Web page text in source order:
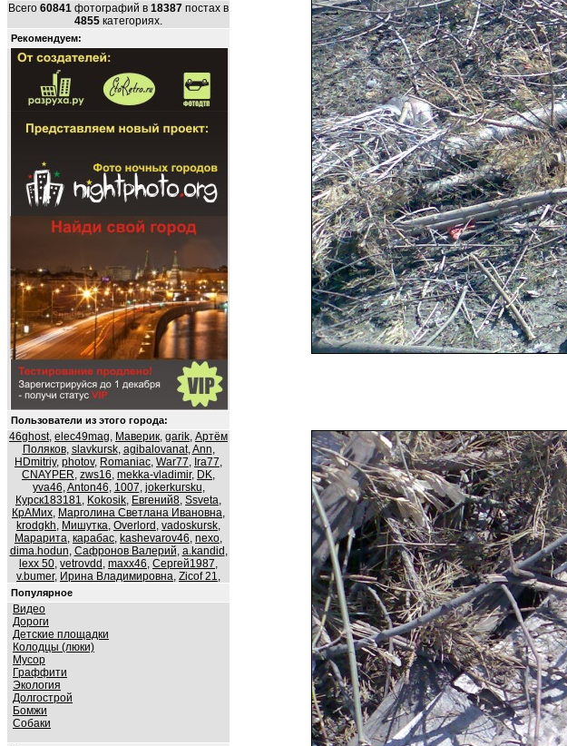
Всего 60841 фотографий в 18387 постах в
4855 категориях.
Рекомендуем:
Пользователи из этого города:
46ghost, elec49mag, Маверик, garik, Артём
Поляков, slavkursk, agibalovanat,Ann,
HDmitriy, photov, Romaniac, War77, Ira77,
CNAYPER, zws16, mekka-vladimir, DK,
yva46,Anton46, 1007, jokerkursku,
Курск183181, Kokosik, Евгений8, Ssveta,
КрАМих, Марголина Светлана Ивановна,
krodgkh, Мишутка, Overlord , vadoskursk,
Марарита, карабас, kashevarov46, nexo,
dima.hodun, Сафронов Валерий, a.kandid ,
lexx 50, vetrovdd , maxx46, Сергей1987,
v.bumer, Ирина Владимировна, Zicof 21,
Популярное
Видео
Дороги
Детские площадки
Колодцы (люки)
Мусор
Граффити
Экология
Долгострой
Бомжи
Собаки